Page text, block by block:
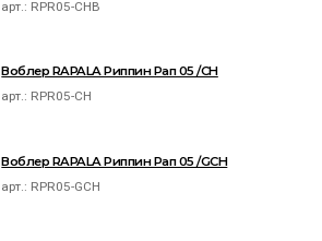
арт.: RPR05-CHB
Воблер RAPALA Риппин Рап 05 /CH
арт.: RPR05-CH
Воблер RAPALA Риппин Рап 05 /GCH
арт.: RPR05-GCH